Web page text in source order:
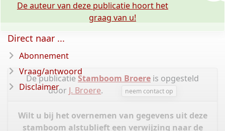
De auteur van deze publicatie hoort het
graag van u!
De publicatie Stamboom Broere is opgesteld
door J. Broere. neem contact op
Wilt u bij het overnemen van gegevens uit deze
stamboom alstublieft een verwijzing naar de
Direct naar ...
Abonnement
Vraag/antwoord
Disclaimer